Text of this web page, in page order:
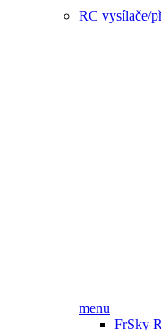
RC vysílače/
menu
FrSky